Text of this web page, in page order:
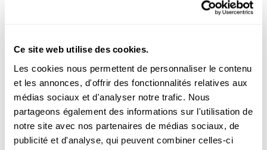
Ce site web utilise des cookies.
Les cookies nous permettent de personnaliser le contenu
et les annonces, d'offrir des fonctionnalités relatives aux
médias sociaux et d'analyser notre trafic. Nous
partageons également des informations sur l'utilisation de
notre site avec nos partenaires de médias sociaux, de
publicité et d'analyse, qui peuvent combiner celles-ci